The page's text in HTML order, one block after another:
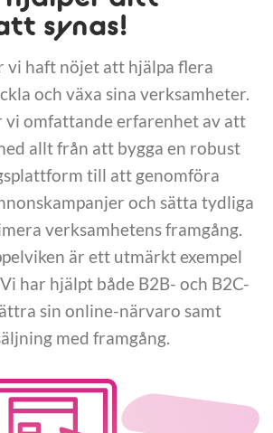
synas!
vi haft nöjet att hjälpa flera
och växa sina verksamheter.
vi omfattande erfarenhet av att
allt från att bygga en robust
till att genomföra
och sätta tydliga
verksamhetens framgång.
är ett utmärkt exempel
har hjälpt både B2B- och B2C-
sin online-närvaro samt
med framgång.